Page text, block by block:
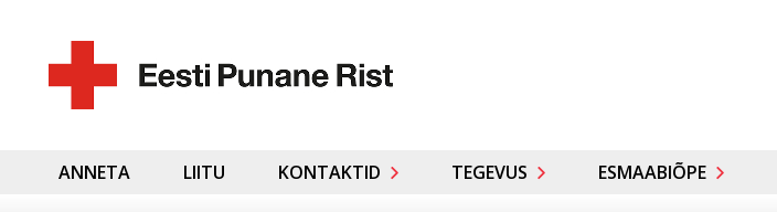
ANNETA LIITU KONTAKTID TEGEVUS ESMAABIÕPE